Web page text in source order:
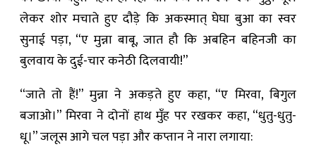
लेकर शोर मचाते हुए दौड़े कि अकस्मात् घेघा बुआ का स्वर
सुनाई पड़ा, “ए मुन्ना बाबू, जात हौ कि अबहिन बहिनजी का
बुलवाय के दुई-चार कनेठी दिलवायी!”
“जाते तो हैं!” मुन्ना ने अकड़ते हुए कहा, “ए मिरवा, बिगुल
बजाओ।” मिरवा ने दोनों हाथ मुँह पर रखकर कहा, “धुतु-धुतु-
धू।” जलूस आगे चल पड़ा और कप्तान ने नारा लगाया: